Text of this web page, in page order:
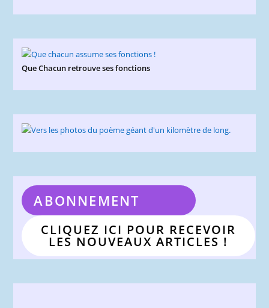
Que Chacun retrouve ses fonctions
ABONNEMENT
CLIQUEZ ICI POUR RECEVOIR
LES NOUVEAUX ARTICLES !